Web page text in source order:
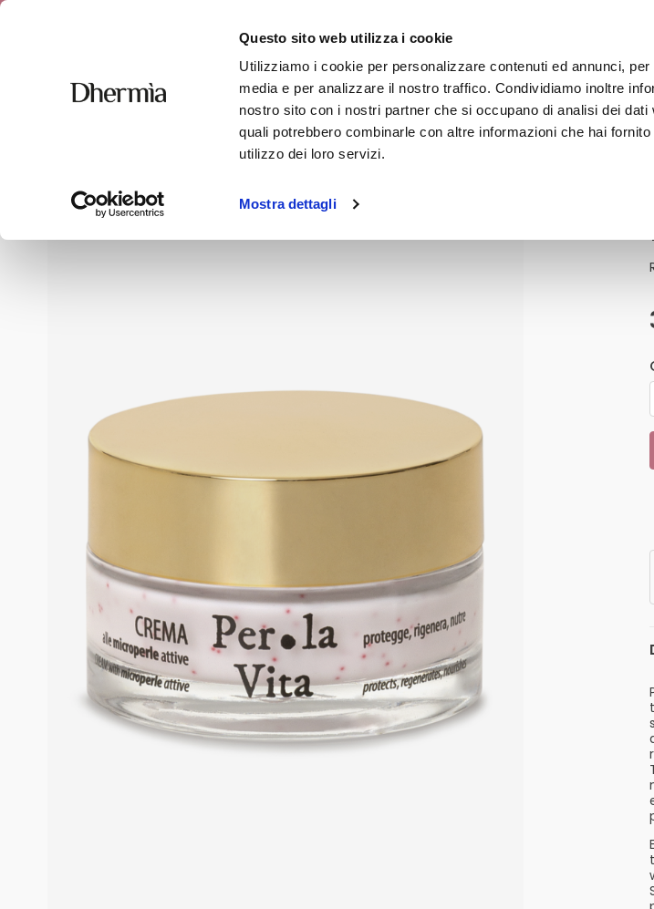
Questo sito web utilizza i cookie
Utilizziamo i cookie per personalizzare contenuti ed annunci,
media e per analizzare il nostro traffico. Condividiamo inoltre
nostro sito con i nostri partner che si occupano di analisi dei
quali potrebbero combinarle con altre informazioni che hai
utilizzo dei loro servizi.
Mostra dettagli
Free shipping on orders over 50€ - subscribe to
FACE BODY HAIR
Per La Vita Cream